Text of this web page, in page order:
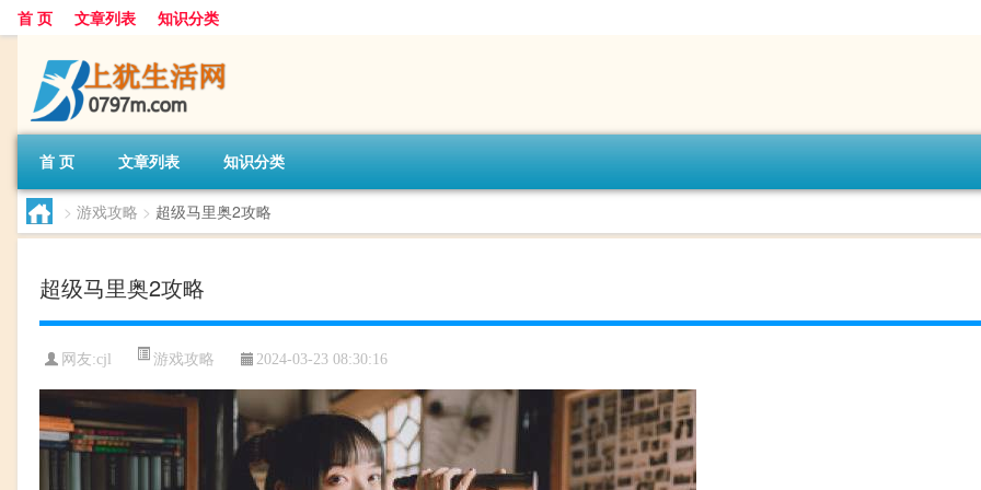
首 页 文章列表 知识分类
首 页 文章列表 知识分类
> 游戏攻略 > 超级马里奥2攻略
超级马里奥2攻略
网友:cjl 游戏攻略 2024-03-23 08:30:16